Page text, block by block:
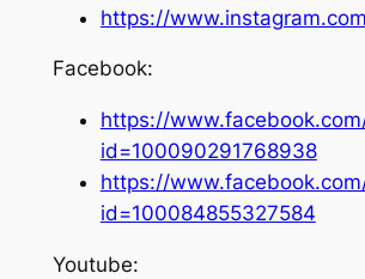
https://
Facebook:
https://
id=100090291768938
https://
id=100084855327584
Youtube: